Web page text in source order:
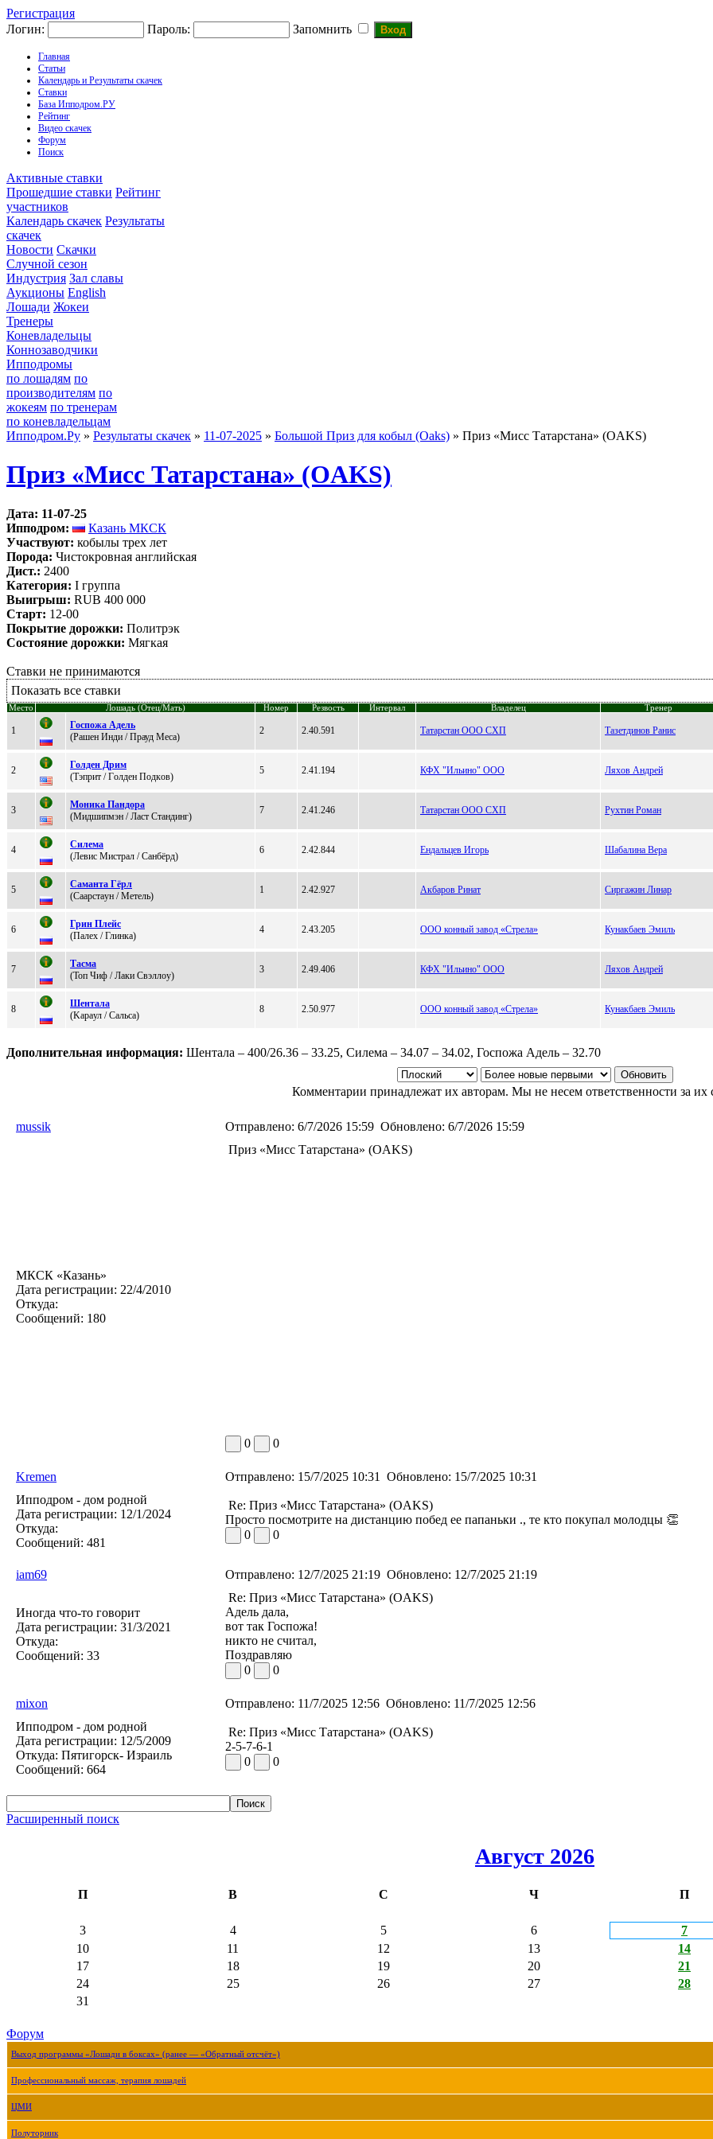
Регистрация
Логин:
Пароль: Запомнить
Главная
Статьи
Календарь и Результаты скачек
Ставки
База Ипподром.РУ
Рейтинг
Видео скачек
Форум
Поиск
Активные ставки
Прошедшие ставки Рейтинг
участников
Календарь скачек Результаты
скачек
Новости Скачки
Случной сезон
Индустрия Зал славы
Аукционы English
Лошади Жокеи
Тренеры
Коневладельцы
Коннозаводчики
Ипподромы
по лошадям по
производителям по
жокеям по тренерам
по коневладельцам
Ипподром.Ру » Результаты скачек » 11-07-2025 » Большой Приз для кобыл (Oaks) » Приз «Мисс Татарстана» (OAKS)
Приз «Мисс Татарстана» (OAKS)
Дата: 11-07-25
Ипподром:
Казань МКСК
Участвуют: кобылы трех лет
Порода: Чистокровная английская
Дист.: 2400
Категория: I группа
Выигрыш: RUB 400 000
Старт: 12-00
Покрытие дорожки: Политрэк
Состояние дорожки: Мягкая
Ставки не принимаются
Показать все ставки
Место Лошадь (Отец/Мать) Номер Резвость Интервал Владелец Тренер
1
Госпожа Aдель
(Pашeн Инди / Прауд Mеса)
2 2.40.591 Татарстан ООО СХП Тазетдинов Ранис
2
Голден Дрим
(Tэпpит / Гoлдeн Пoдкoв)
5 2.41.194 КФХ "Ильино" ООО Ляхов Андрей
3
Moника Пандoра
(Mидшипмэн / Ласт Стандинг)
7 2.41.246 Татарстан ООО СХП Рухтин Роман
4
Силeмa
(Левис Мистpал / Caнбёрд)
6 2.42.844 Ендальцев Игорь Шабалина Вера
5
Cаманта Гёрл
(Сaaрcтaун / Mетель)
1 2.42.927 Акбаров Ринат Сиргажин Линар
6
Грин Плeйc
(Пaлеx / Глинкa)
4 2.43.205 ООО конный завод «Стрела» Кунакбаев Эмиль
7
Тасма
(Toп Чиф / Лaки Cвэллoу)
3 2.49.406 КФХ "Ильино" ООО Ляхов Андрей
8
Шентaлa
(Kapaул / Сaльсa)
8 2.50.977 ООО конный завод «Стрела» Кунакбаев Эмиль
Дополнительная информация: Шентала – 400/26.36 – 33.25, Силема – 34.07 – 34.02, Госпожа Адель – 32.70
Комментарии принадлежат их авторам. Мы не несем ответственности за их
mussik Отправлено: 6/7/2026 15:59 Обновлено: 6/7/2026 15:59
МКСК «Казань»
Дата регистрации: 22/4/2010
Откуда:
Сообщений: 180
Приз «Мисс Татарстана» (OAKS)
0 0
Kremen Отправлено: 15/7/2025 10:31 Обновлено: 15/7/2025 10:31
Ипподром - дом родной
Дата регистрации: 12/1/2024
Откуда:
Сообщений: 481
Re: Приз «Мисс Татарстана» (OAKS)
Просто посмотрите на дистанцию побед ее папаньки ., те кто покупал молодцы 👏
0
0
iam69 Отправлено: 12/7/2025 21:19 Обновлено: 12/7/2025 21:19
Иногда что-то говорит
Дата регистрации: 31/3/2021
Откуда:
Сообщений: 33
Re: Приз «Мисс Татарстана» (OAKS)
Адель дала,
вот так Госпожа!
никто не считал,
Поздравляю
0
0
mixon Отправлено: 11/7/2025 12:56 Обновлено: 11/7/2025 12:56
Ипподром - дом родной
Дата регистрации: 12/5/2009
Откуда: Пятигорск- Израиль
Сообщений: 664
Re: Приз «Мисс Татарстана» (OAKS)
2-5-7-6-1
0
0
Расширенный поиск
Август 2026
П В С Ч П
3
4 5 6 7
10
11 12 13 14
17
18 19 20 21
24
25 26 27 28
31
Форум
Выход программы «Лошади в боксах» (ранее — «Обратный отсчёт»)
Профессиональный массаж, терапия лошадей
ЦМИ
Полуторник